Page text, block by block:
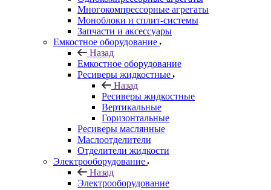
Многокомпрессорные агрегаты
Моноблоки и сплит-системы
Запчасти и аксессуары
Емкостное оборудование
Назад
Емкостное оборудование
Ресиверы жидкостные
Назад
Ресиверы жидкостные
Вертикальные
Горизонтальные
Ресиверы маслянные
Маслоотделители
Отделители жидкости
Электрооборудование
Назад
Электрооборудование